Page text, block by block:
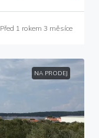
Před 1 rokem 3 měsíce
NA PRODEJ